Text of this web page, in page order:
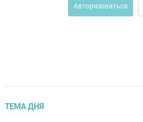
Авторизоваться
ТЕМА ДНЯ